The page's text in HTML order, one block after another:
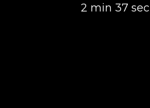
2 min 37 sec